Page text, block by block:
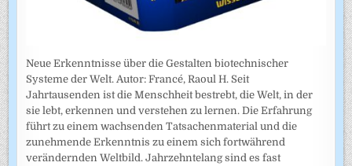
Neue Erkenntnisse über die Gestalten biotechnischer
Systeme der Welt. Autor: Francé, Raoul H. Seit
Jahrtausenden ist die Menschheit bestrebt, die Welt, in der
sie lebt, erkennen und verstehen zu lernen. Die Erfahrung
führt zu einem wachsenden Tatsachenmaterial und die
zunehmende Erkenntnis zu einem sich fortwährend
verändernden Weltbild. Jahrzehntelang sind es fast